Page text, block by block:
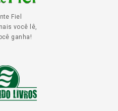
Fiel
você lê,
ganha!